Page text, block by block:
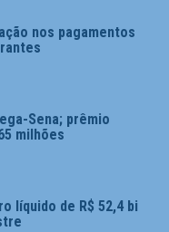
nos pagamentos
Sena; prêmio
milhões
líquido de R$ 52,4 bi